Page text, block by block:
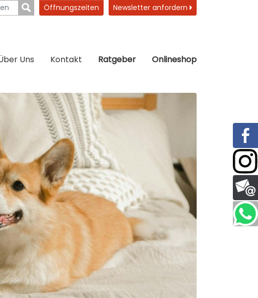
Öffnungszeiten Newsletter anfordern
Uns Kontakt Ratgeber Onlineshop